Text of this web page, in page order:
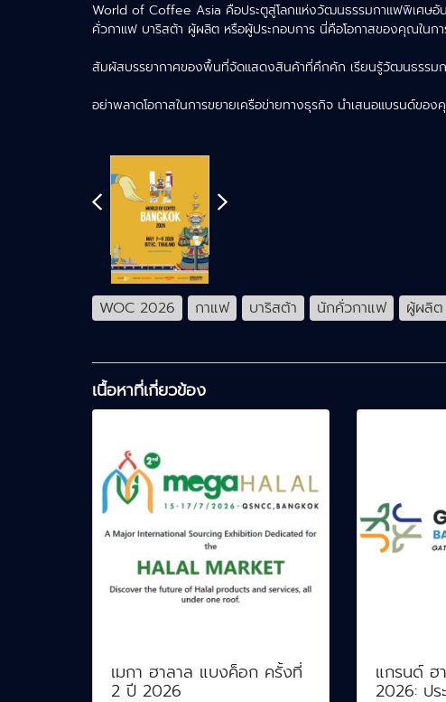
World of Coffee Asia คือประตูสู่โลกแห่งวัฒนธรรมกาแฟพิเศษอัน
คั่วกาแฟ บาริสต้า ผู้ผลิต หรือผู้ประกอบการ นี่คือโอกาสของคุณในก
สัมผัสบรรยากาศของพื้นที่จัดแสดงสินค้าที่คึกคัก เรียนรู้วัฒนธรรม
อย่าพลาดโอกาสในการขยายเครือข่ายทางธุรกิจ นำเสนอแบรนด์ขอ
WOC 2026 กาแฟ บาริสต้า นักคั่วกาแฟ ผู้ผลิต
เนื้อหาที่เกี่ยวข้อง
เมกา ฮาลาล แบงค็อก ครั้งที่
2 ปี 2026
แกรนด์ ฮ
2026: ปร